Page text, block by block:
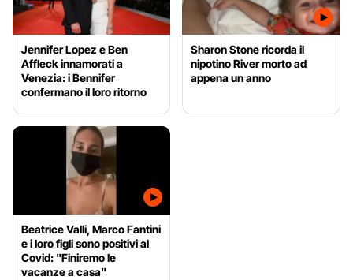
Jennifer Lopez e Ben
Affleck innamorati a
Venezia: i Bennifer
confermano il loro ritorno
Sharon Stone ricorda il
nipotino River morto ad
appena un anno
Beatrice Valli, Marco Fantini
e i loro figli sono positivi al
Covid: "Finiremo le
vacanze a casa"